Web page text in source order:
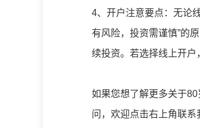
4、开户注意要点：无论
有风险，投资需谨慎”的
续投资。若选择线上开户
如果您想了解更多关于
问，欢迎点击右上角联